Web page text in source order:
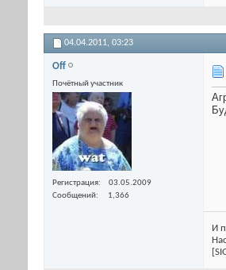
04.04.2011, 03:23
Off
Почётный участник
Регистрация
03.05.2009
Сообщений
1,366
И